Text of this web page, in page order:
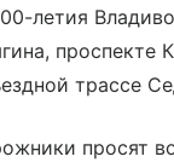
летия
проспекте
трассе
просят